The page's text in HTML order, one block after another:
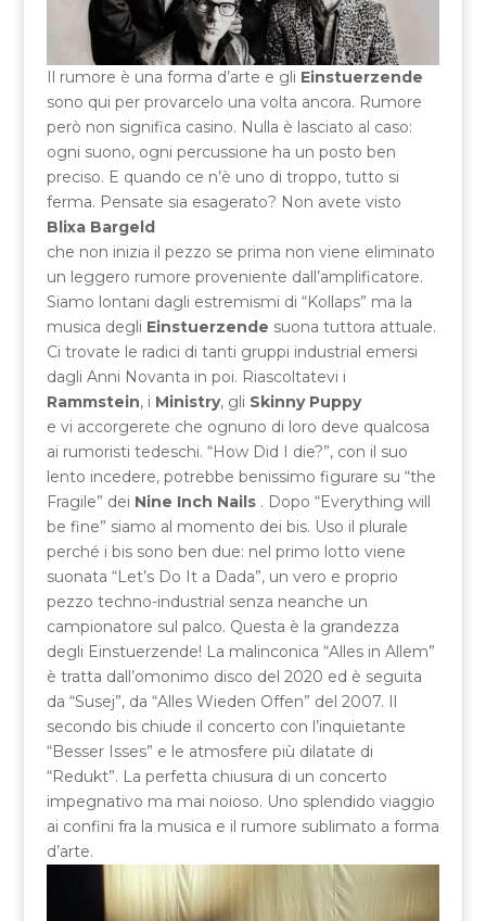
Il rumore è una forma d’arte e gli Einstuerzende
sono qui per provarcelo una volta ancora. Rumore
però non significa casino. Nulla è lasciato al caso:
ogni suono, ogni percussione ha un posto ben
preciso. E quando ce n’è uno di troppo, tutto si
ferma. Pensate sia esagerato? Non avete visto
Blixa Bargeld
che non inizia il pezzo se prima non viene eliminato
un leggero rumore proveniente dall’amplificatore.
Siamo lontani dagli estremismi di “Kollaps” ma la
musica degli Einstuerzende suona tuttora attuale.
Ci trovate le radici di tanti gruppi industrial emersi
dagli Anni Novanta in poi. Riascoltatevi i
Rammstein, i Ministry, gli Skinny Puppy
e vi accorgerete che ognuno di loro deve qualcosa
ai rumoristi tedeschi. “How Did I die?”, con il suo
lento incedere, potrebbe benissimo figurare su “the
Fragile” dei Nine Inch Nails. Dopo “Everything will
be fine” siamo al momento dei bis. Uso il plurale
perché i bis sono ben due: nel primo lotto viene
suonata “Let’s Do It a Dada”, un vero e proprio
pezzo techno-industrial senza neanche un
campionatore sul palco. Questa è la grandezza
degli Einstuerzende! La malinconica “Alles in Allem”
è tratta dall’omonimo disco del 2020 ed è seguita
da “Susej”, da “Alles Wieden Offen” del 2007. Il
secondo bis chiude il concerto con l’inquietante
“Besser Isses” e le atmosfere più dilatate di
“Redukt”. La perfetta chiusura di un concerto
impegnativo ma mai noioso. Uno splendido viaggio
ai confini fra la musica e il rumore sublimato a forma
d’arte.